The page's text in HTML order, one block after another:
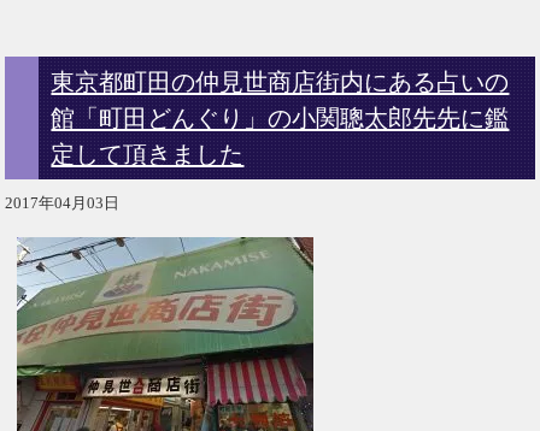
東京都町田の仲見世商店街内にある占いの
館「町田どんぐり」の小関聰太郎先先に鑑
定して頂きました
2017年04月03日